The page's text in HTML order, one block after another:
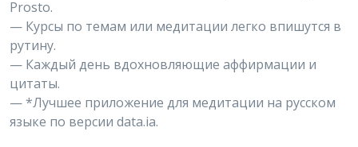
Prosto.
— Курсы по темам или медитации легко впишутся в
рутину.
— Каждый день вдохновляющие аффирмации и
цитаты.
— *Лучшее приложение для медитации на русском
языке по версии data.ia.